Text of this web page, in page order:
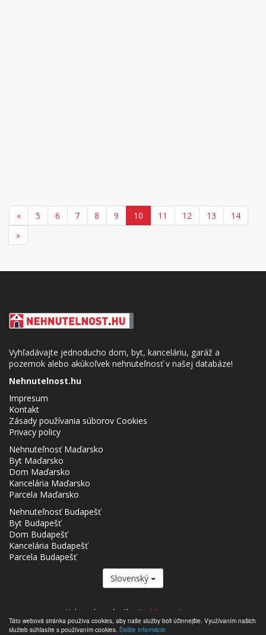
Táto webová stránka používa cookies, aby naše služby boli účinnejšie. Využívaním našich
služieb súhlasíte s používaním cookies. Ďalšie informácie
« 5 6 7 8 9 10 11 12 13
14
»
Vyhľadávajte jednoducho dom, byt, kanceláriu, garáž a
pozemok alebo akúkoľvek nehnuteľnosť v našej databáze!
Nehnutelnost.hu
Impresum
Kontakt
Zásady používania súborov Cookies
Privacy policy
Nehnuteľnosť Maďarsko
Byt Maďarsko
Dom Maďarsko
Kancelária Maďarsko
Parcela Maďarsko
Nehnuteľnosť Budapešť
Byt Budapešť
Dom Budapešť
Kancelária Budapešť
Parcela Budapešť
Slovenský
Nehnutelnost.hu člen Real Estate Group.